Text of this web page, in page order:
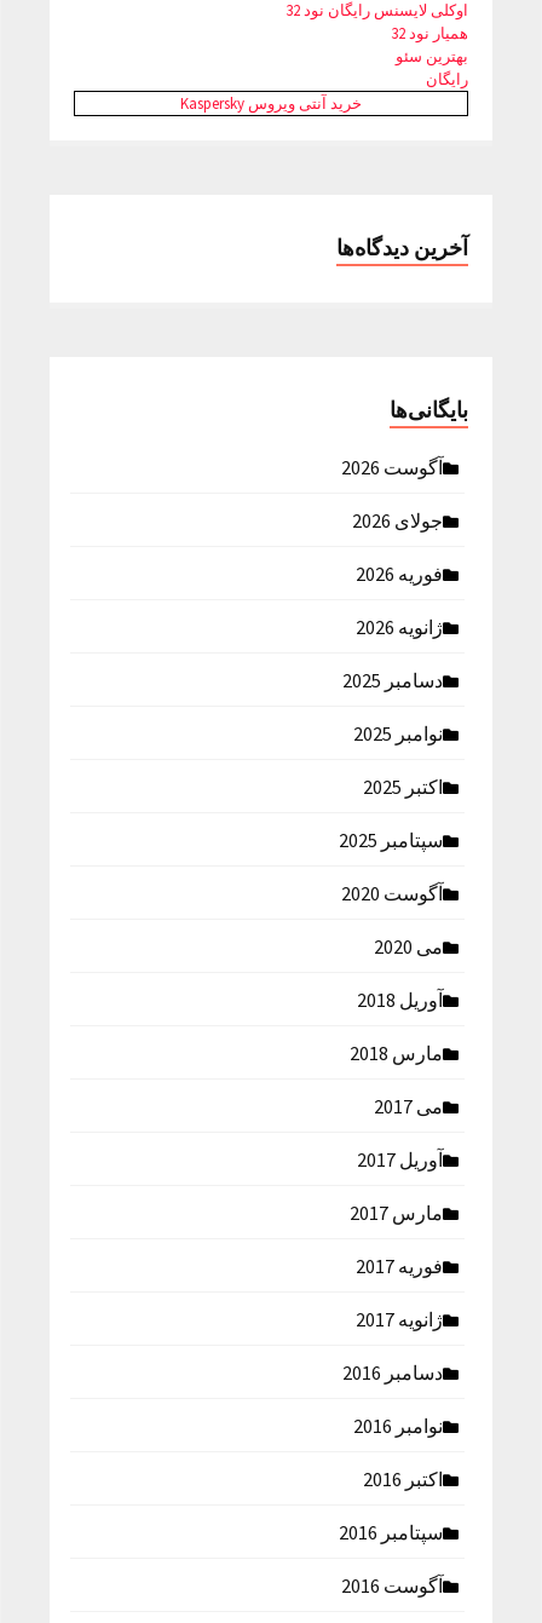
اوکلی لایسنس رایگان نود 32
همیار نود 32
بهترین سئو
رایگان
خرید آنتی ویروس Kaspersky
آخرین دیدگاه‌ها
بایگانی‌ها
آگوست 2026
جولای 2026
فوریه 2026
ژانویه 2026
دسامبر 2025
نوامبر 2025
اکتبر 2025
سپتامبر 2025
آگوست 2020
می 2020
آوریل 2018
مارس 2018
می 2017
آوریل 2017
مارس 2017
فوریه 2017
ژانویه 2017
دسامبر 2016
نوامبر 2016
اکتبر 2016
سپتامبر 2016
آگوست 2016